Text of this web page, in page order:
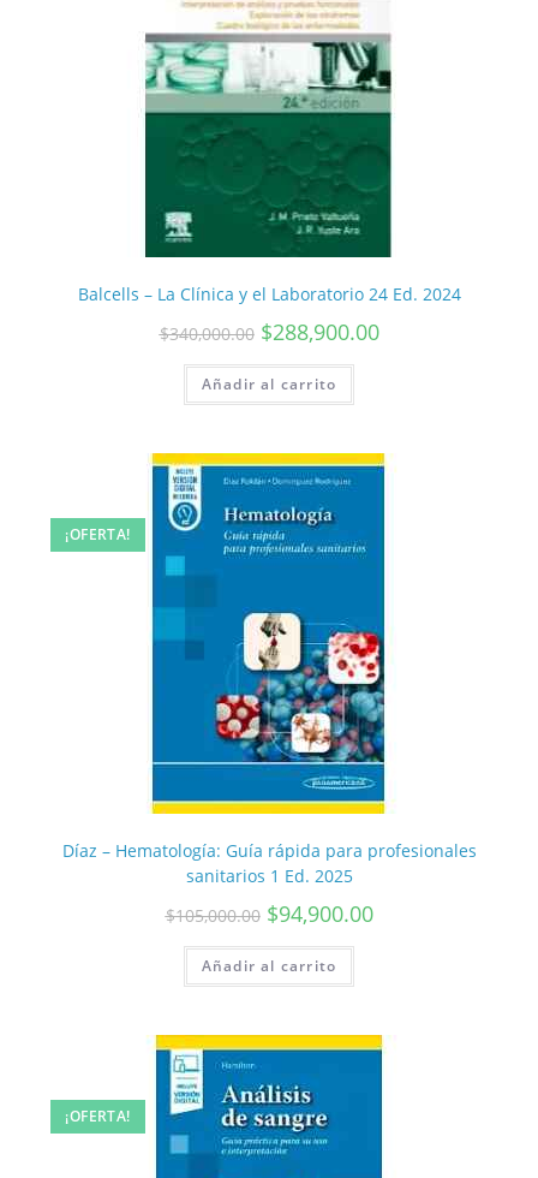
Balcells – La Clínica y el Laboratorio 24 Ed. 2024
$340,000.00 $288,900.00
Añadir al carrito
¡OFERTA!
Díaz – Hematología: Guía rápida para profesionales
sanitarios 1 Ed. 2025
$105,000.00 $94,900.00
Añadir al carrito
¡OFERTA!